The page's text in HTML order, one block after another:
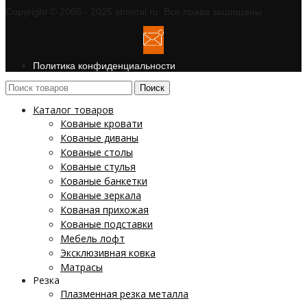
Политика конфиденциальности
Поиск
Каталог товаров
Кованые кровати
Кованые диваны
Кованые столы
Кованые стулья
Кованые банкетки
Кованые зеркала
Кованая прихожая
Кованые подставки
Мебель лофт
Эксклюзивная ковка
Матрасы
Резка
Плазменная резка металла